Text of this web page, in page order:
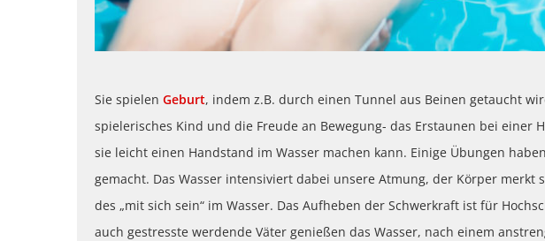
Sie spielen Geburt, indem z.B. durch einen Tunnel aus Beinen getaucht
spielerisches Kind und die Freude an Bewegung- das Erstaunen bei einer
sie leicht einen Handstand im Wasser machen kann. Einige Übungen
gemacht. Das Wasser intensiviert dabei unsere Atmung, der Körper merkt
des „mit sich sein“ im Wasser. Das Aufheben der Schwerkraft ist für
auch gestresste werdende Väter genießen das Wasser, nach einem